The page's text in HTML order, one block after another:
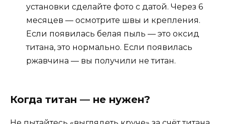
установки сделайте фото с датой. Через 6
месяцев — осмотрите швы и крепления.
Если появилась белая пыль — это оксид
титана, это нормально. Если появилась
ржавчина — вы получили не титан.
Когда титан — не нужен?